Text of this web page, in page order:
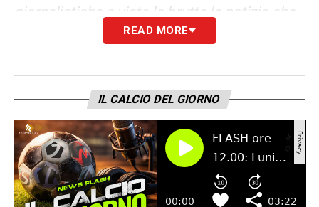
giornalistiche e viste le brutte le notizie che
circolano, informiamo che il nostro amato
da una equipe di medici continuamente
notte e giorno. Forza Totò».
LA PLAYLIST DELLE NOSTRE TOP NEWS
READ MORE
IL CALCIO DEL GIORNO